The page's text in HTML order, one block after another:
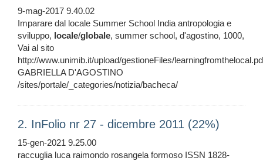
9-mag-2017 9.40.02
Imparare dal locale Summer School India antropologia e
sviluppo, locale/globale, summer school, d'agostino, 1000,
Vai al sito
http://www.unimib.it/upload/gestioneFiles/
GABRIELLA D'AGOSTINO
/sites/portale/_categories/notizia/bacheca/
2. InFolio nr 27 - dicembre 2011 (22%)
15-gen-2021 9.25.00
raccuglia luca raimondo rosangela formoso ISSN 1828-